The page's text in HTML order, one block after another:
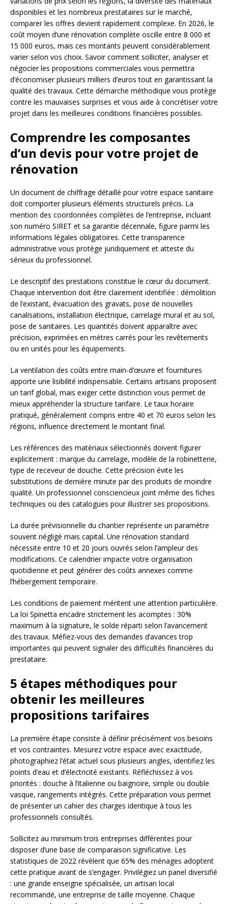
disponibles et les nombreux prestataires sur le marché,
comparer les offres devient rapidement complexe. En 2026, le
coût moyen d’une rénovation complète oscille entre 8 000 et
15 000 euros, mais ces montants peuvent considérablement
varier selon vos choix. Savoir comment solliciter, analyser et
négocier les propositions commerciales vous permettra
d’économiser plusieurs milliers d’euros tout en garantissant la
qualité des travaux. Cette démarche méthodique vous protège
contre les mauvaises surprises et vous aide à concrétiser votre
projet dans les meilleures conditions financières possibles.
Comprendre les composantes
d’un devis pour votre projet de
rénovation
Un document de chiffrage détaillé pour votre espace sanitaire
doit comporter plusieurs éléments structurels précis. La
mention des coordonnées complètes de l’entreprise, incluant
son numéro SIRET et sa garantie décennale, figure parmi les
informations légales obligatoires. Cette transparence
administrative vous protège juridiquement et atteste du
sérieux du professionnel.
Le descriptif des prestations constitue le cœur du document.
Chaque intervention doit être clairement identifiée : démolition
de l’existant, évacuation des gravats, pose de nouvelles
canalisations, installation électrique, carrelage mural et au sol,
pose de sanitaires. Les quantités doivent apparaître avec
précision, exprimées en mètres carrés pour les revêtements
ou en unités pour les équipements.
La ventilation des coûts entre main-d’œuvre et fournitures
apporte une lisibilité indispensable. Certains artisans proposent
un tarif global, mais exiger cette distinction vous permet de
mieux appréhender la structure tarifaire. Le taux horaire
pratiqué, généralement compris entre 40 et 70 euros selon les
régions, influence directement le montant final.
Les références des matériaux sélectionnés doivent figurer
explicitement : marque du carrelage, modèle de la robinetterie,
type de receveur de douche. Cette précision évite les
substitutions de dernière minute par des produits de moindre
qualité. Un professionnel consciencieux joint même des fiches
techniques ou des catalogues pour illustrer ses propositions.
La durée prévisionnelle du chantier représente un paramètre
souvent négligé mais capital. Une rénovation standard
nécessite entre 10 et 20 jours ouvrés selon l’ampleur des
modifications. Ce calendrier impacte votre organisation
quotidienne et peut générer des coûts annexes comme
l’hébergement temporaire.
Les conditions de paiement méritent une attention particulière.
La loi Spinetta encadre strictement les acomptes : 30%
maximum à la signature, le solde réparti selon l’avancement
des travaux. Méfiez-vous des demandes d’avances trop
importantes qui peuvent signaler des difficultés financières du
prestataire.
5 étapes méthodiques pour
obtenir les meilleures
propositions tarifaires
La première étape consiste à définir précisément vos besoins
et vos contraintes. Mesurez votre espace avec exactitude,
photographiez l’état actuel sous plusieurs angles, identifiez les
points d’eau et d’électricité existants. Réfléchissez à vos
priorités : douche à l’italienne ou baignoire, simple ou double
vasque, rangements intégrés. Cette préparation vous permet
de présenter un cahier des charges identique à tous les
professionnels consultés.
Sollicitez au minimum trois entreprises différentes pour
disposer d’une base de comparaison significative. Les
statistiques de 2022 révèlent que 65% des ménages adoptent
cette pratique avant de s’engager. Privilégiez un panel diversifié
: une grande enseigne spécialisée, un artisan local
recommandé, une entreprise de taille moyenne. Chaque